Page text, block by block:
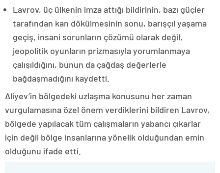
Lavrov, üç ülkenin imza attığı bildirinin, bazı güçler
tarafından kan dökülmesinin sonu, barışçıl yaşama
geçiş, insani sorunların çözümü olarak değil,
jeopolitik oyunların prizmasıyla yorumlanmaya
çalışıldığını, bunun da çağdaş değerlerle
bağdaşmadığını kaydetti.
Aliyev’in bölgedeki uzlaşma konusunu her zaman
vurgulamasına özel önem verdiklerini bildiren Lavrov,
bölgede yapılacak tüm çalışmaların yabancı çıkarlar
için değil bölge insanlarına yönelik olduğundan emin
olduğunu ifade etti.